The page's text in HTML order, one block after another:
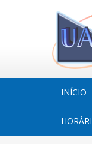
INÍCIO